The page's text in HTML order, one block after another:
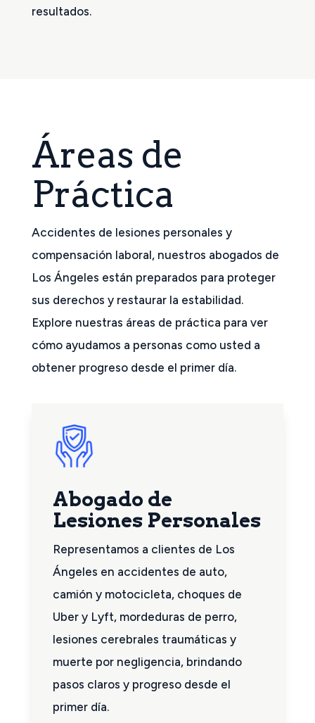
resultados.
Áreas de
Práctica
Accidentes de lesiones personales y
compensación laboral, nuestros abogados de
Los Ángeles están preparados para proteger
sus derechos y restaurar la estabilidad.
Explore nuestras áreas de práctica para ver
cómo ayudamos a personas como usted a
obtener progreso desde el primer día.
Abogado de
Lesiones Personales
Representamos a clientes de Los
Ángeles en accidentes de auto,
camión y motocicleta, choques de
Uber y Lyft, mordeduras de perro,
lesiones cerebrales traumáticas y
muerte por negligencia, brindando
pasos claros y progreso desde el
primer día.